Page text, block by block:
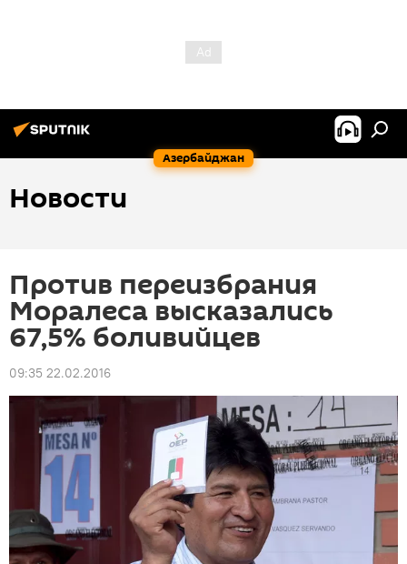
Азербайджан
Новости
Против переизбрания
Моралеса высказались
67,5% боливийцев
09:35 22.02.2016